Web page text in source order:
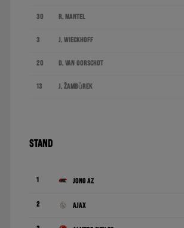
30 R. Mantel
3 J. Wieckhoff
20 D. van Oorschot
13 J. Žambůrek
STAND
1 Jong AZ
2 Ajax